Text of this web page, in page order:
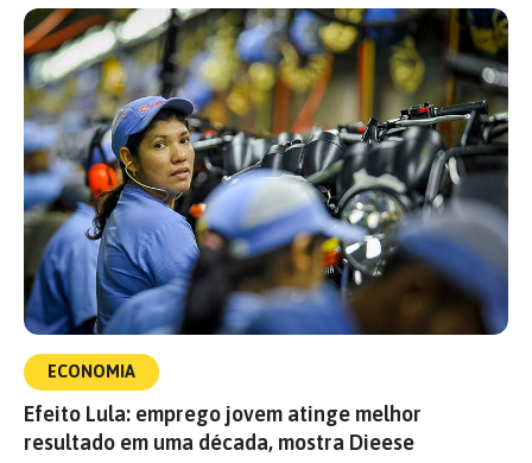
ECONOMIA
Efeito Lula: emprego jovem atinge melhor
resultado em uma década, mostra Dieese